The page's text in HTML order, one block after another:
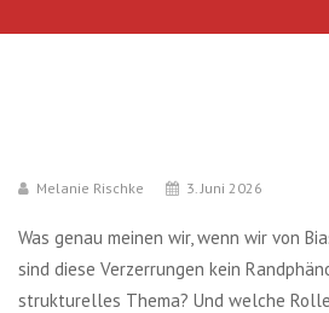
Melanie Rischke 3. Juni 2026
Was genau meinen wir, wenn wir von
sind diese Verzerrungen kein
strukturelles Thema? Und welche